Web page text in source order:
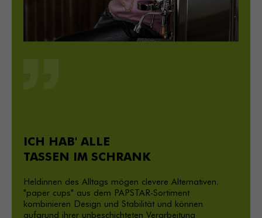
ICH HAB' ALLE
TASSEN IM SCHRANK
Heldinnen des Alltags mögen clevere Alternativen.
"paper cups" aus dem PAPSTAR-Sortiment
kombinieren Design und Stabilität und können
aufgrund ihrer unbeschichteten Verarbeitung